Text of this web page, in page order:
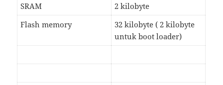
SRAM
2 kilobyte
Flash memory
32 kilobyte ( 2 kilobyte
untuk boot loader)